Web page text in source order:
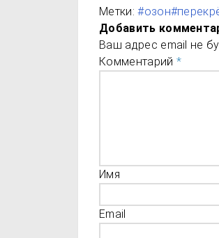
Метки: #озон
Добавить
Ваш адрес email не
Комментарий *
Имя
Email